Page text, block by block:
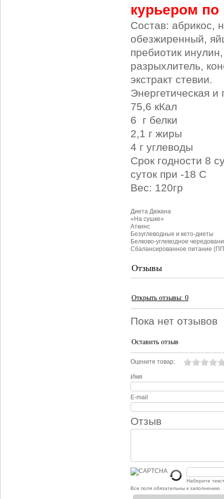
курьером по
Состав: абрикос,
обезжиренный,
пребиотик
разрыхлитель,
экстракт стевии.
Энергетическая
75,6 кКал
6 г белки
2,1 г жиры
4 г углеводы
Срок годности 8
суток при -18 С
Вес: 120гр
Диета Дюкана
«На сушке»
Аткинс
Безуглеводные и кето-диеты
Белково-углеводное
Сбалансированное питание
Отзывы
Открыть отзывы: 0
Пока нет отзывов
Оставить отзыв
Оцените товар:
Имя
E-mail
Отзыв
Наберите
Все поля обязательны к заполнению